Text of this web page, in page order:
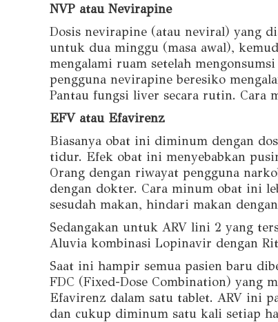
NVP atau Nevirapine
Dosis nevirapine (atau neviral) yang
untuk dua minggu (masa awal),
mengalami ruam setelah
pengguna nevirapine beresiko
Pantau fungsi liver secara rutin. Cara
EFV atau Efavirenz
Biasanya obat ini diminum dengan
tidur. Efek obat ini menyebabkan
Orang dengan riwayat pengguna
dengan dokter. Cara minum obat ini
sesudah makan, hindari makan
Sedangakan untuk ARV lini 2 yang
Aluvia kombinasi Lopinavir dengan
Saat ini hampir semua pasien baru
FDC (Fixed-Dose Combination) yang
Efavirenz dalam satu tablet. ARV ini
dan cukup diminum satu kali setiap